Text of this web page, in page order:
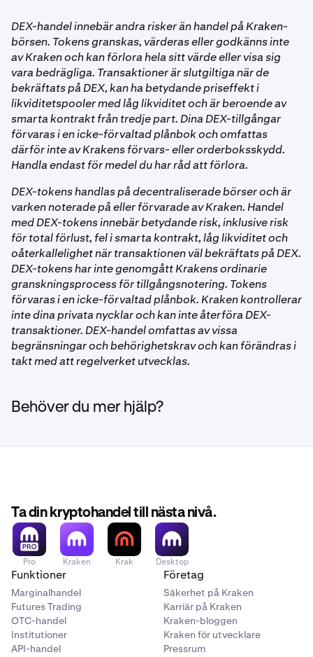
säljer täcker Kraken nätverksavgiften åt dig – du
behöver aldrig hålla ETH eller någon gastoken.
På alla blockkedjor:
•
DEX-swappavgift: tas ut av den underliggande
likviditetspoolen och ingår i utförandepriset.
En fullständig avgiftsöversikt – inklusive det beräknade
ordersammanfattningen innan du bekräftar.
utan ditt direkta godkännande. Vid misslyckade eller
avbrutna handelstransaktioner återförs dina medel till
ditt Kraken-saldo.
köpta via DEX-handelsflödet kan handlas.
eller insättningar. Om du vill använda din plånbok
självständigt kan du exportera din privata nyckel från
kontoinställningarna och importera den till en
kompatibel extern plånboksapp.
DEX-handel innebär andra risker än handel på Kraken-
börsen. Tokens granskas, värderas eller godkänns inte
av Kraken och kan förlora hela sitt värde eller visa sig
vara bedrägliga. Transaktioner är slutgiltiga när de
bekräftats på DEX, kan ha betydande priseffekt i
likviditetspooler med låg likviditet och är beroende av
smarta kontrakt från tredje part. Dina DEX-tillgångar
förvaras i en icke-förvaltad plånbok och omfattas
därför inte av Krakens förvars- eller orderboksskydd.
Handla endast för medel du har råd att förlora.
DEX-tokens handlas på decentraliserade börser och är
varken noterade på eller förvarade av Kraken. Handel
med DEX-tokens innebär betydande risk, inklusive risk
för total förlust, fel i smarta kontrakt, låg likviditet och
oåterkallelighet när transaktionen väl bekräftats på DEX.
DEX-tokens har inte genomgått Krakens ordinarie
granskningsprocess för tillgångsnotering. Tokens
förvaras i en icke-förvaltad plånbok. Kraken kontrollerar
inte dina privata nycklar och kan inte återföra DEX-
transaktioner. DEX-handel omfattas av vissa
begränsningar och behörighetskrav och kan förändras i
takt med att regelverket utvecklas.
Behöver du mer hjälp?
Ta din kryptohandel till nästa nivå.
Pro Kraken Krak Desktop
Funktioner
Marginalhandel
Futures Trading
OTC-handel
Institutioner
API-handel
Företag
Säkerhet på Kraken
Karriär på Kraken
Kraken-bloggen
Kraken för utvecklare
Pressrum